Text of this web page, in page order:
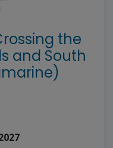
the
and South